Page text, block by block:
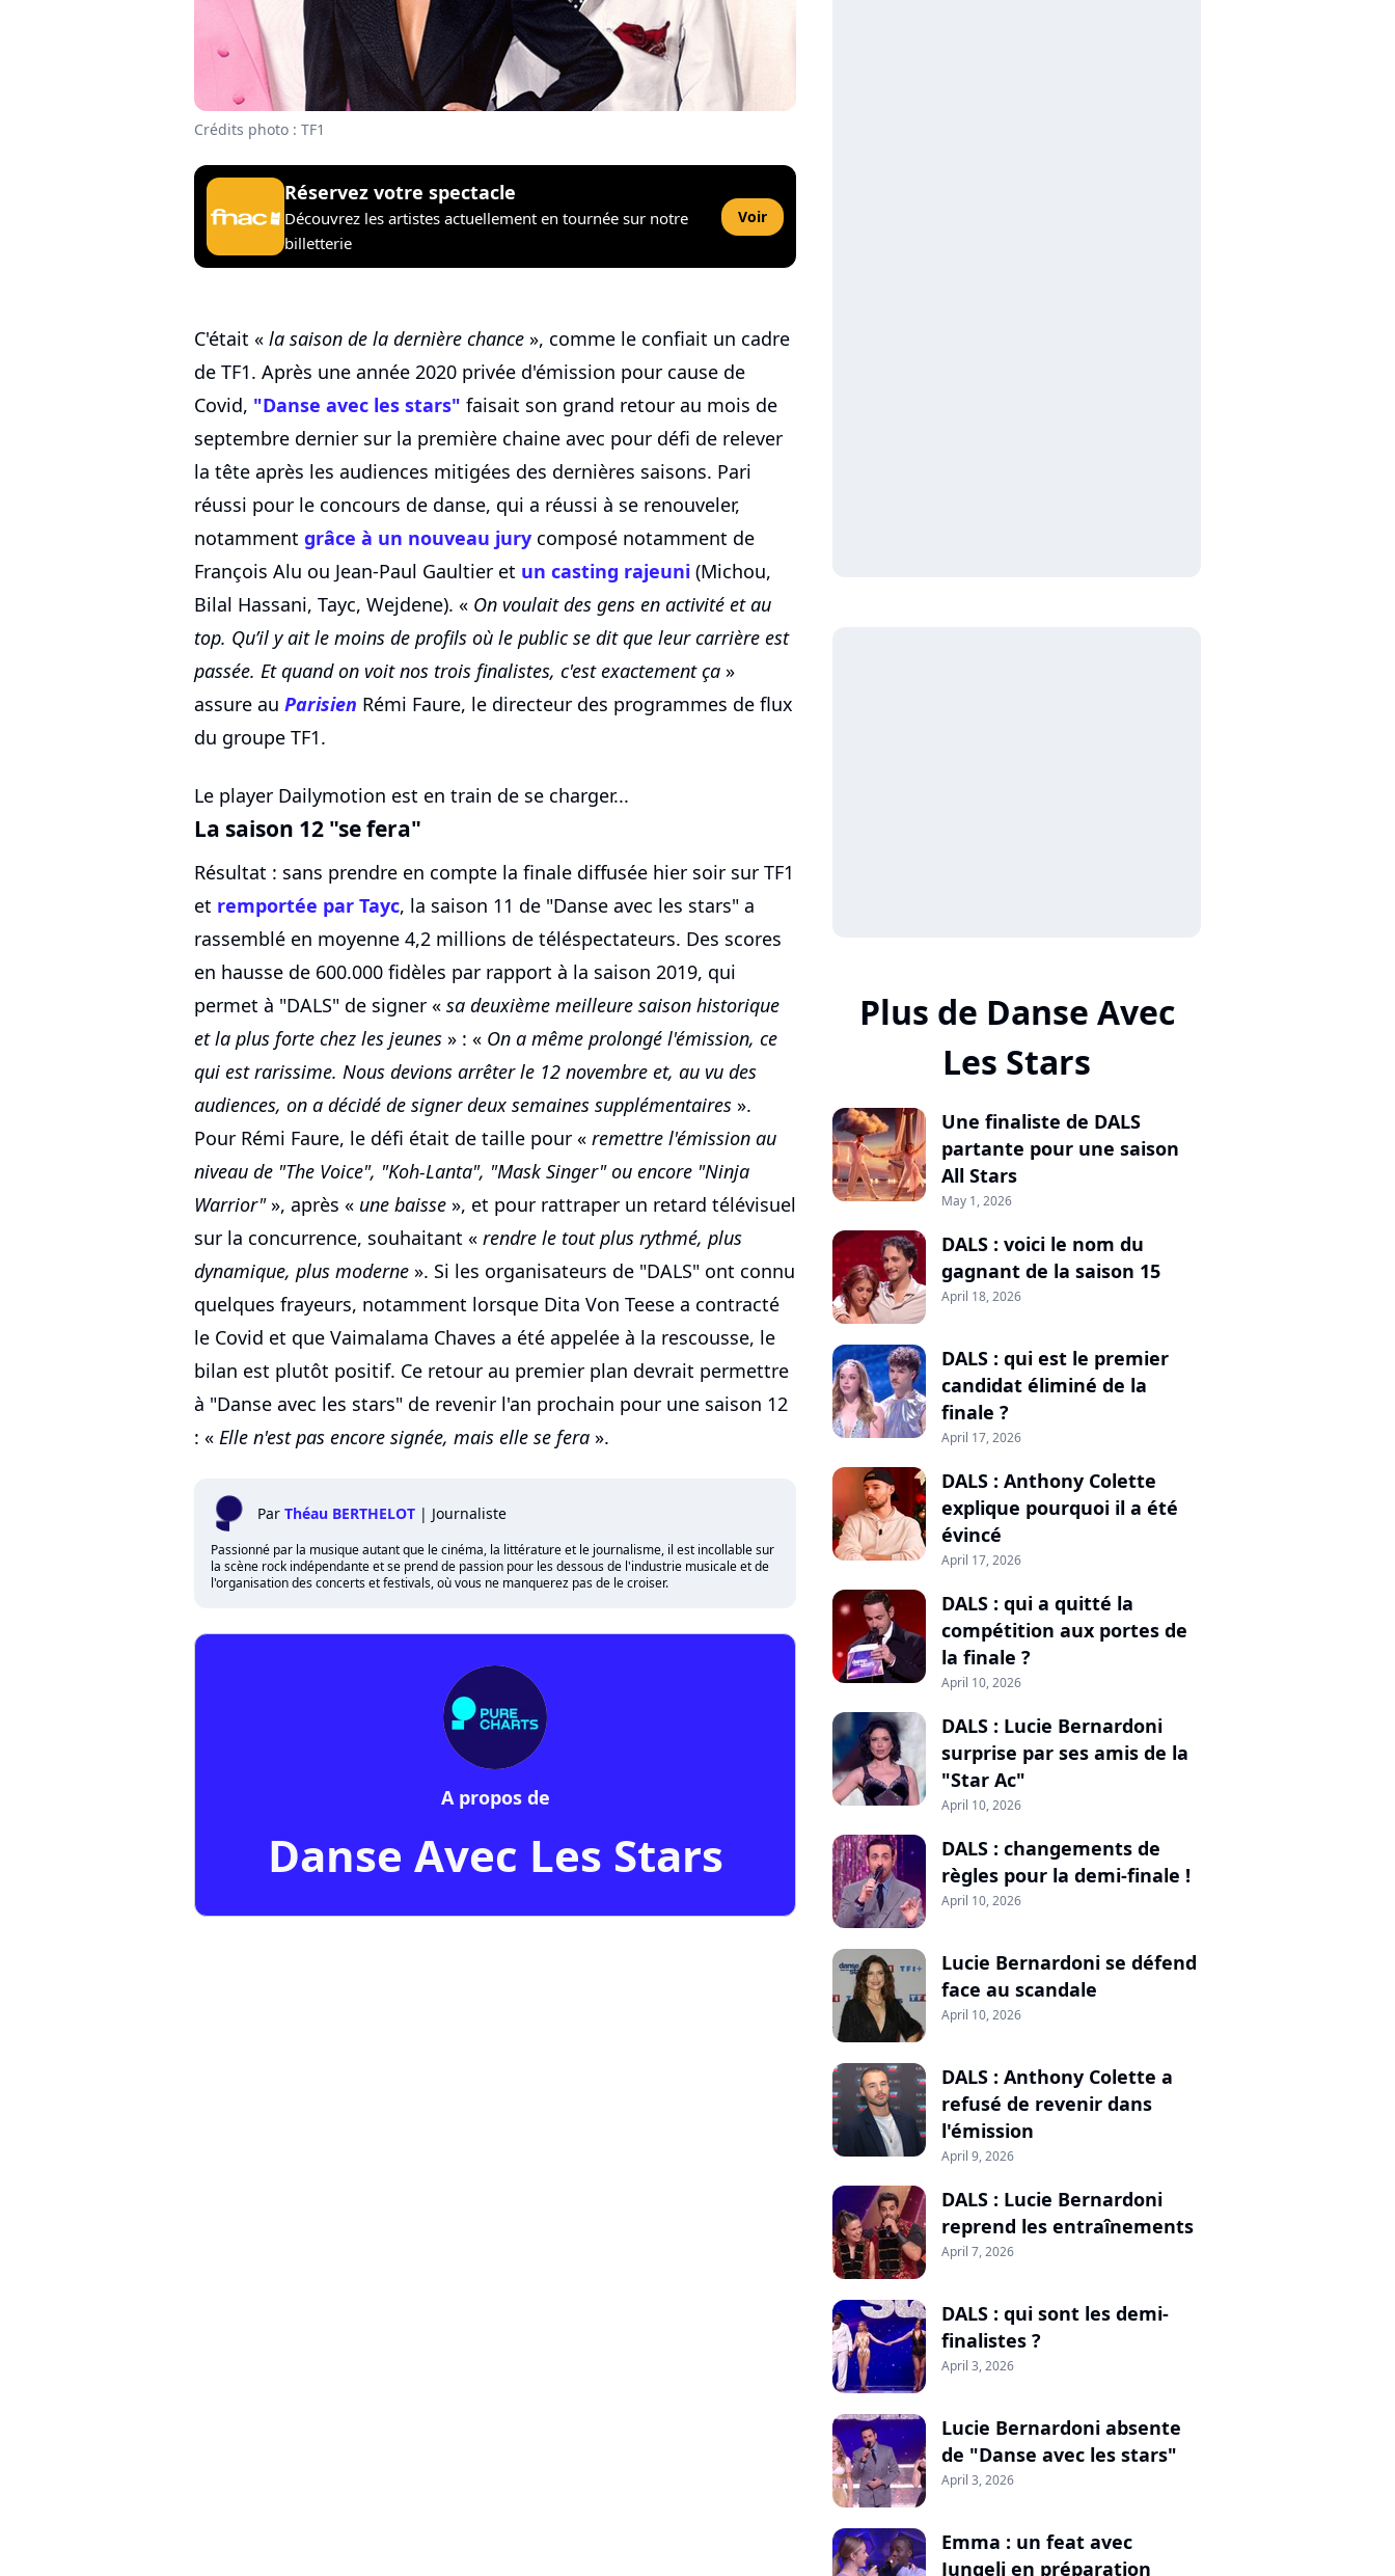
Crédits photo : TF1
Réservez votre spectacle
Découvrez les artistes actuellement en tournée sur notre
billetterie
Voir
C'était « la saison de la dernière chance », comme le confiait un cadre
de TF1. Après une année 2020 privée d'émission pour cause de
Covid, "Danse avec les stars" faisait son grand retour au mois de
septembre dernier sur la première chaine avec pour défi de relever
la tête après les audiences mitigées des dernières saisons. Pari
réussi pour le concours de danse, qui a réussi à se renouveler,
notamment grâce à un nouveau jury composé notamment de
François Alu ou Jean-Paul Gaultier et un casting rajeuni (Michou,
Bilal Hassani, Tayc, Wejdene). « On voulait des gens en activité et au
top. Qu’il y ait le moins de profils où le public se dit que leur carrière est
passée. Et quand on voit nos trois finalistes, c'est exactement ça »
assure au Parisien Rémi Faure, le directeur des programmes de flux
du groupe TF1.
Le player Dailymotion est en train de se charger...
La saison 12 "se fera"
Résultat : sans prendre en compte la finale diffusée hier soir sur TF1
et remportée par Tayc, la saison 11 de "Danse avec les stars" a
rassemblé en moyenne 4,2 millions de téléspectateurs. Des scores
en hausse de 600.000 fidèles par rapport à la saison 2019, qui
permet à "DALS" de signer « sa deuxième meilleure saison historique
et la plus forte chez les jeunes » : « On a même prolongé l'émission, ce
qui est rarissime. Nous devions arrêter le 12 novembre et, au vu des
audiences, on a décidé de signer deux semaines supplémentaires ».
Pour Rémi Faure, le défi était de taille pour « remettre l'émission au
niveau de "The Voice", "Koh-Lanta", "Mask Singer" ou encore "Ninja
Warrior"», après « une baisse », et pour rattraper un retard télévisuel
sur la concurrence, souhaitant « rendre le tout plus rythmé, plus
dynamique, plus moderne ». Si les organisateurs de "DALS" ont connu
quelques frayeurs, notamment lorsque Dita Von Teese a contracté
le Covid et que Vaimalama Chaves a été appelée à la rescousse, le
bilan est plutôt positif. Ce retour au premier plan devrait permettre
à "Danse avec les stars" de revenir l'an prochain pour une saison 12
: « Elle n'est pas encore signée, mais elle se fera ».
Par Théau BERTHELOT | Journaliste
Passionné par la musique autant que le cinéma, la littérature et le journalisme, il est incollable sur
la scène rock indépendante et se prend de passion pour les dessous de l'industrie musicale et de
l'organisation des concerts et festivals, où vous ne manquerez pas de le croiser.
Danse Avec Les Stars
A propos de
Plus de Danse Avec
Les Stars
Une finaliste de DALS
partante pour une saison
All Stars
May 1, 2026
DALS : voici le nom du
gagnant de la saison 15
April 18, 2026
DALS : qui est le premier
candidat éliminé de la
finale ?
April 17, 2026
DALS : Anthony Colette
explique pourquoi il a été
évincé
April 17, 2026
DALS : qui a quitté la
compétition aux portes de
la finale ?
April 10, 2026
DALS : Lucie Bernardoni
surprise par ses amis de la
"Star Ac"
April 10, 2026
DALS : changements de
règles pour la demi-finale !
April 10, 2026
Lucie Bernardoni se défend
face au scandale
April 10, 2026
DALS : Anthony Colette a
refusé de revenir dans
l'émission
April 9, 2026
DALS : Lucie Bernardoni
reprend les entraînements
April 7, 2026
DALS : qui sont les demi-
finalistes ?
April 3, 2026
Lucie Bernardoni absente
de "Danse avec les stars"
April 3, 2026
Emma : un feat avec
Jungeli en préparation